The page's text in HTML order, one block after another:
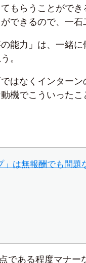
もらうことがで
できるので、一石
能力」は、一緒
。
はなくインター
機でこういった
は無報酬でも問題
である程度マナー